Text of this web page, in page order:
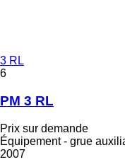
3 RL
6
PM 3 RL
Prix sur demande
Équipement - grue
2007